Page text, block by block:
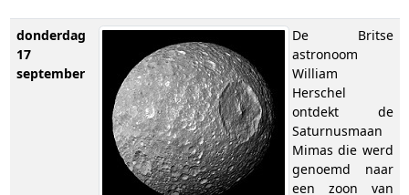
donderdag
17
september
De Britse
astronoom
William
Herschel
ontdekt de
Saturnusmaan
Mimas die werd
genoemd naar
een zoon van